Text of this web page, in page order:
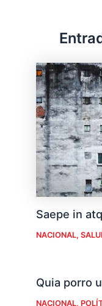
Saepe in
NACIONAL,
Quia porro
NACIONAL,